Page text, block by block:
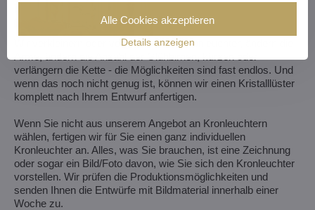
Wir verkleinern oder vergrößern den Kronleuchter, ändern die
verlängern die Kette - die Möglichkeiten sind fast endlos. Und
wenn das noch nicht genug ist, können wir einen Kristalllüster
komplett nach Ihrem Entwurf anfertigen.
Wenn Sie nicht aus unserem Angebot an Kronleuchtern
wählen, fertigen wir für Sie einen ganz individuellen
Kronleuchter an. Alles, was Sie brauchen, ist eine Zeichnung
oder sogar ein Bild/Foto davon, wie Sie sich den Kronleuchter
vorstellen. Wir prüfen die Produktionsmöglichkeiten und
senden Ihnen die Entwürfe mit Bildmaterial innerhalb einer
Woche zu.
Details anzeigen
Alle Cookies akzeptieren